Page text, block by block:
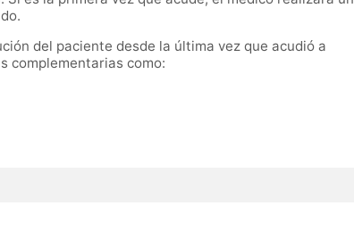
del paciente desde la última vez que acudió a
complementarias como: